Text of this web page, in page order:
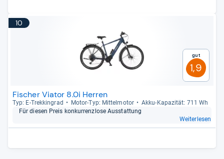
10
Gut
1,9
Fischer Viator 8.0i Herren
Typ: E-​Trek­kin­grad Motor-​Typ: Mit­tel­mo­tor
Akku-​Kapa­zi­tät: 711 Wh
Für die­sen Preis kon­kur­renz­lose Aus­stat­tung
Weiterlesen